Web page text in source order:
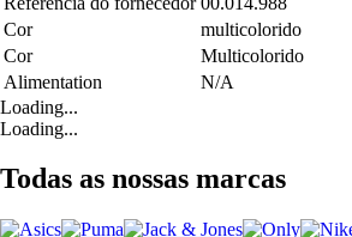
Cor
multicolorido
Cor
Multicolorido
Alimentation
N/A
Loading...
Loading...
Todas as nossas marcas